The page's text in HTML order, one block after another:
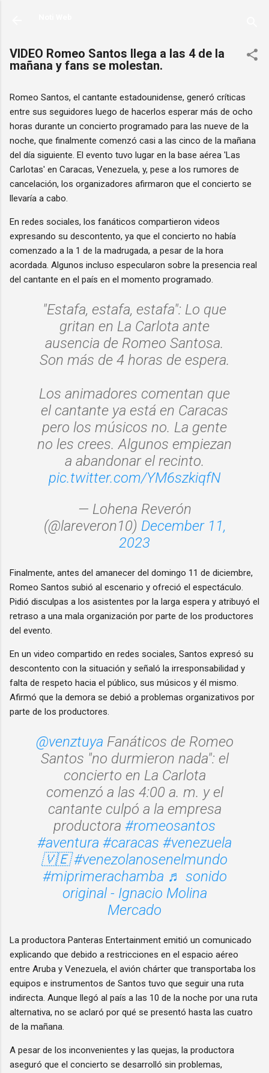
VIDEO Romeo Santos llega a las 4 de la
mañana y fans se molestan.
Romeo Santos, el cantante estadounidense, generó críticas
entre sus seguidores luego de hacerlos esperar más de ocho
horas durante un concierto programado para las nueve de la
noche, que finalmente comenzó casi a las cinco de la mañana
del día siguiente. El evento tuvo lugar en la base aérea 'Las
Carlotas' en Caracas, Venezuela, y, pese a los rumores de
cancelación, los organizadores afirmaron que el concierto se
llevaría a cabo.
En redes sociales, los fanáticos compartieron videos
expresando su descontento, ya que el concierto no había
comenzado a la 1 de la madrugada, a pesar de la hora
acordada. Algunos incluso especularon sobre la presencia real
del cantante en el país en el momento programado.
"Estafa, estafa, estafa": Lo que
gritan en La Carlota ante
ausencia de Romeo Santosa.
Son más de 4 horas de espera.
Los animadores comentan que
el cantante ya está en Caracas
pero los músicos no. La gente
no les crees. Algunos empiezan
a abandonar el recinto.
pic.twitter.com/YM6szkiqfN
— Lohena Reverón
(@lareveron10) December 11,
2023
Finalmente, antes del amanecer del domingo 11 de diciembre,
Romeo Santos subió al escenario y ofreció el espectáculo.
Pidió disculpas a los asistentes por la larga espera y atribuyó el
retraso a una mala organización por parte de los productores
del evento.
En un video compartido en redes sociales, Santos expresó su
descontento con la situación y señaló la irresponsabilidad y
falta de respeto hacia el público, sus músicos y él mismo.
Afirmó que la demora se debió a problemas organizativos por
parte de los productores.
@venztuya Fanáticos de Romeo
Santos "no durmieron nada": el
concierto en La Carlota
comenzó a las 4:00 a. m. y el
cantante culpó a la empresa
productora #romeosantos
#aventura #caracas #venezuela
🇻🇪 #venezolanosenelmundo
#miprimerachamba ♬ sonido
original - Ignacio Molina
Mercado
La productora Panteras Entertainment emitió un comunicado
explicando que debido a restricciones en el espacio aéreo
entre Aruba y Venezuela, el avión chárter que transportaba los
equipos e instrumentos de Santos tuvo que seguir una ruta
indirecta. Aunque llegó al país a las 10 de la noche por una ruta
alternativa, no se aclaró por qué se presentó hasta las cuatro
de la mañana.
A pesar de los inconvenientes y las quejas, la productora
aseguró que el concierto se desarrolló sin problemas,